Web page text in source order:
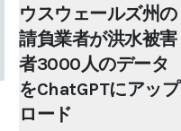
ウスウェールズ州の
請負業者が洪水被害
者3000人のデータ
をChatGPTにアップ
ロード